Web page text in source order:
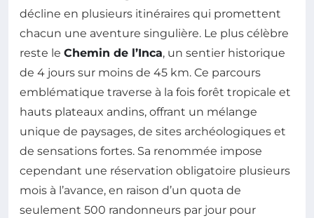
décline en plusieurs itinéraires qui promettent
chacun une aventure singulière. Le plus célèbre
reste le Chemin de l’Inca, un sentier historique
de 4 jours sur moins de 45 km. Ce parcours
emblématique traverse à la fois forêt tropicale et
hauts plateaux andins, offrant un mélange
unique de paysages, de sites archéologiques et
de sensations fortes. Sa renommée impose
cependant une réservation obligatoire plusieurs
mois à l’avance, en raison d’un quota de
seulement 500 randonneurs par jour pour